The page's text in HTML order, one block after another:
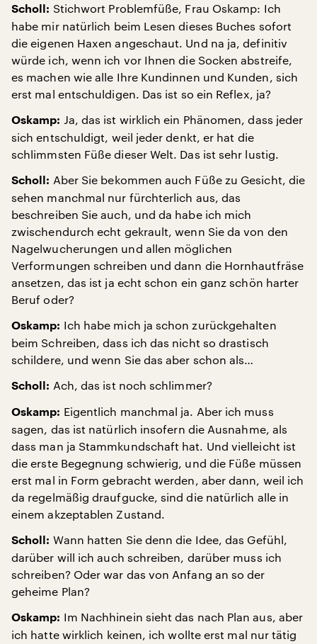
Scholl: Stichwort Problemfüße, Frau Oskamp: Ich
habe mir natürlich beim Lesen dieses Buches sofort
die eigenen Haxen angeschaut. Und na ja, definitiv
würde ich, wenn ich vor Ihnen die Socken abstreife,
es machen wie alle Ihre Kundinnen und Kunden, sich
erst mal entschuldigen. Das ist so ein Reflex, ja?
Oskamp: Ja, das ist wirklich ein Phänomen, dass jeder
sich entschuldigt, weil jeder denkt, er hat die
schlimmsten Füße dieser Welt. Das ist sehr lustig.
Scholl: Aber Sie bekommen auch Füße zu Gesicht, die
sehen manchmal nur fürchterlich aus, das
beschreiben Sie auch, und da habe ich mich
zwischendurch echt gekrault, wenn Sie da von den
Nagelwucherungen und allen möglichen
Verformungen schreiben und dann die Hornhautfräse
ansetzen, das ist ja echt schon ein ganz schön harter
Beruf oder?
Oskamp: Ich habe mich ja schon zurückgehalten
beim Schreiben, dass ich das nicht so drastisch
schildere, und wenn Sie das aber schon als…
Scholl: Ach, das ist noch schlimmer?
Oskamp: Eigentlich manchmal ja. Aber ich muss
sagen, das ist natürlich insofern die Ausnahme, als
dass man ja Stammkundschaft hat. Und vielleicht ist
die erste Begegnung schwierig, und die Füße müssen
erst mal in Form gebracht werden, aber dann, weil ich
da regelmäßig draufgucke, sind die natürlich alle in
einem akzeptablen Zustand.
Scholl: Wann hatten Sie denn die Idee, das Gefühl,
darüber will ich auch schreiben, darüber muss ich
schreiben? Oder war das von Anfang an so der
geheime Plan?
Oskamp: Im Nachhinein sieht das nach Plan aus, aber
ich hatte wirklich keinen, ich wollte erst mal nur tätig